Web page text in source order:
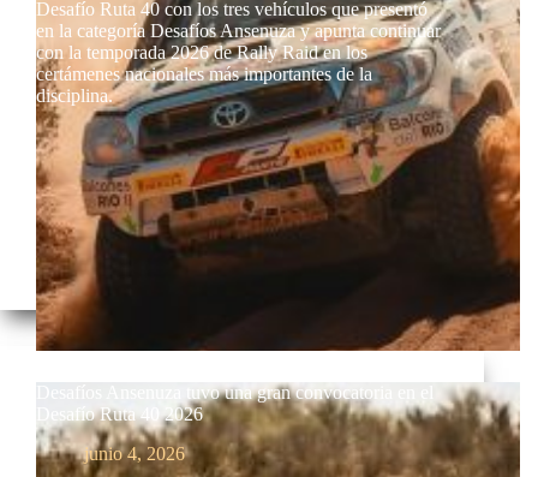
Desafío Ruta 40 con los tres vehículos que presentó
en la categoría Desafíos Ansenuza y apunta continuar
con la temporada 2026 de Rally Raid en los
certámenes nacionales más importantes de la
disciplina.
Desafíos Ansenuza tuvo una gran convocatoria en el
Desafío Ruta 40 2026
junio 4, 2026